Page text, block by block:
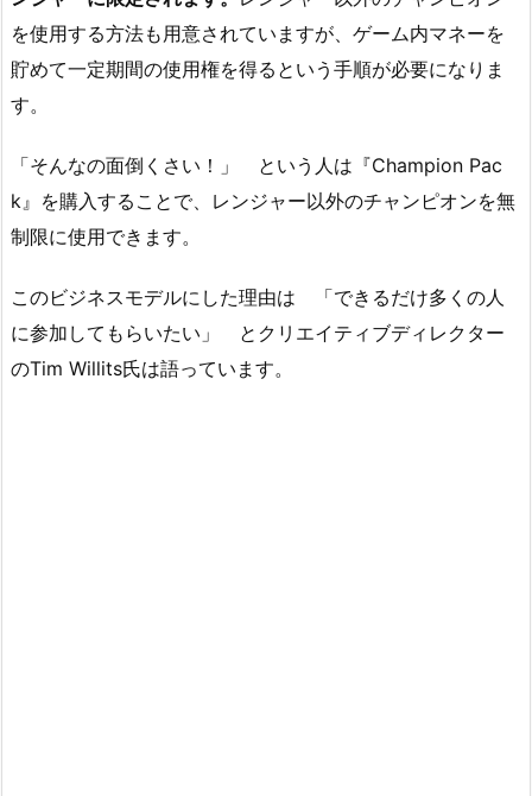
を使用する方法も用意されていますが、ゲーム内マネーを
貯めて一定期間の使用権を得るという手順が必要になりま
す。
「そんなの面倒くさい！」 という人は『Champion Pac
k』を購入することで、レンジャー以外のチャンピオンを無
制限に使用できます。
このビジネスモデルにした理由は 「できるだけ多くの人
に参加してもらいたい」 とクリエイティブディレクター
のTim Willits氏は語っています。